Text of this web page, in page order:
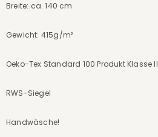
Breite: ca. 140 cm
Gewicht: 415g/m²
Oeko-Tex Standard 100 Produkt Klasse II
RWS-Siegel
Handwäsche!